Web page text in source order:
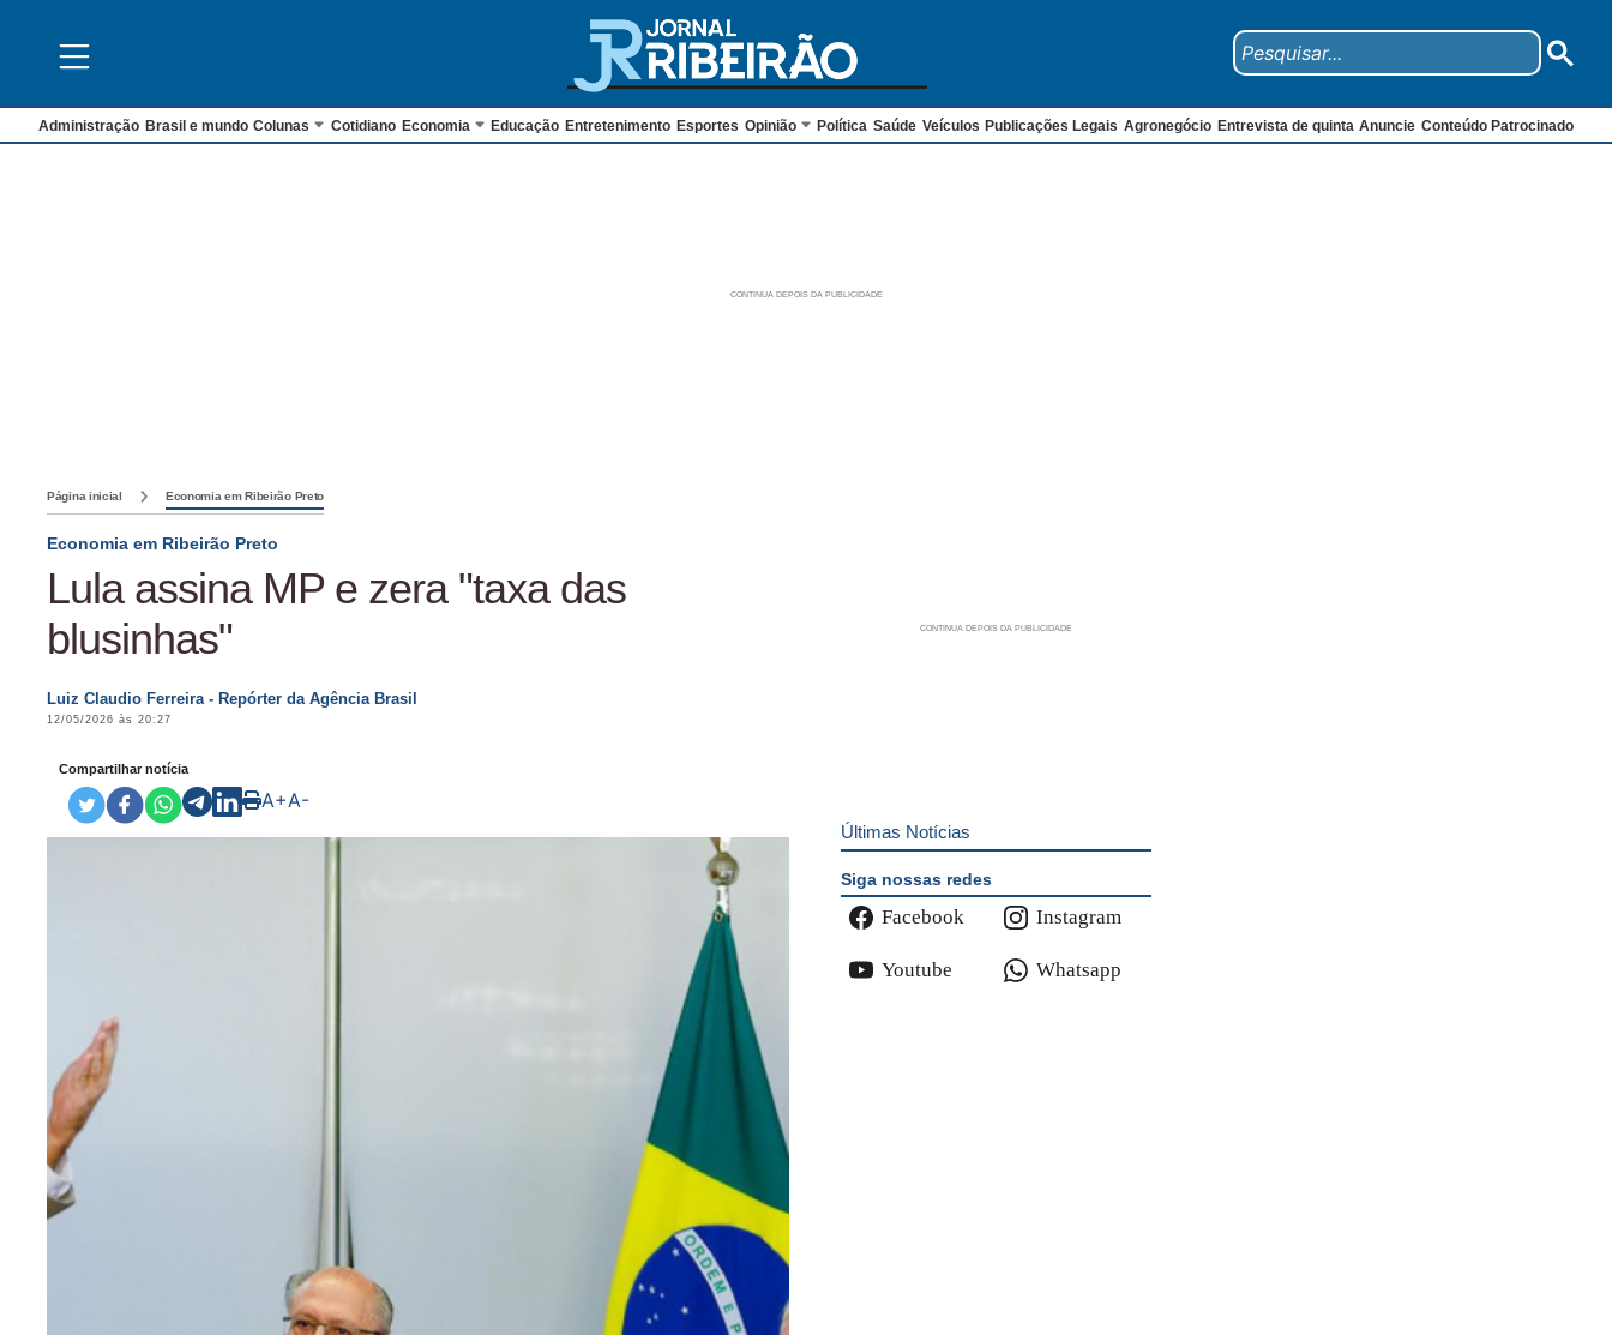
Administração Brasil e mundo Colunas Cotidiano Economia Educação Entretenimento Esportes Opinião Política Saúde Veículos Publicações Legais Agronegócio Entrevista de quinta Anuncie Conteúdo Patrocinado
Página inicial Economia em Ribeirão Preto
Economia em Ribeirão Preto
Lula assina MP e zera "taxa das
blusinhas"
Luiz Claudio Ferreira - Repórter da Agência Brasil
12/05/2026 às 20:27
Compartilhar notícia
A+A-
Últimas Notícias
Siga nossas redes
Facebook Instagram
Youtube Whatsapp